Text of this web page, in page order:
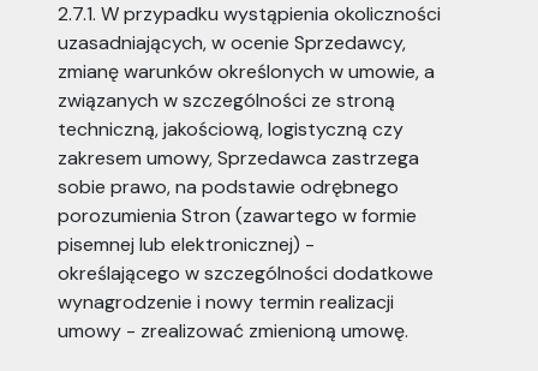
2.7.1. W przypadku wystąpienia okoliczności
uzasadniających, w ocenie Sprzedawcy,
zmianę warunków określonych w umowie, a
związanych w szczególności ze stroną
techniczną, jakościową, logistyczną czy
zakresem umowy, Sprzedawca zastrzega
sobie prawo, na podstawie odrębnego
porozumienia Stron (zawartego w formie
pisemnej lub elektronicznej) -
określającego w szczególności dodatkowe
wynagrodzenie i nowy termin realizacji
umowy - zrealizować zmienioną umowę.